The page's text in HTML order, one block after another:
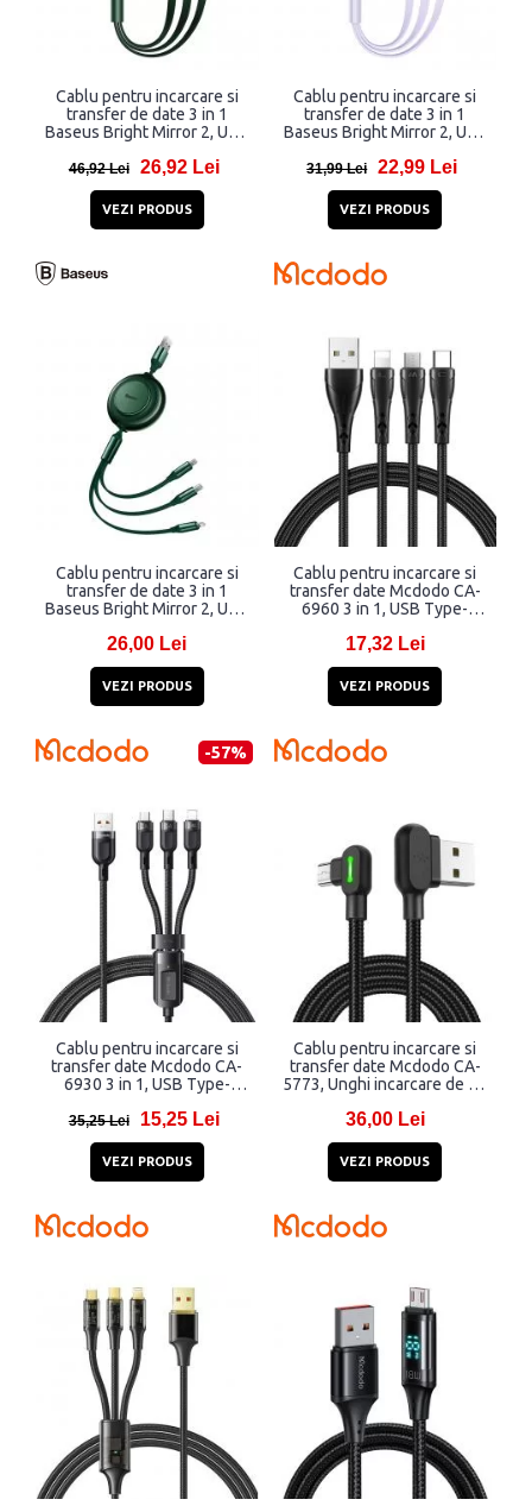
Cablu pentru incarcare si
transfer de date 3 in 1
Baseus Bright Mirror 2, USB
Type-C, 66W, 1.1m, Verde
46,92 Lei 26,92 Lei
VEZI PRODUS
Cablu pentru incarcare si
transfer de date 3 in 1
Baseus Bright Mirror 2, USB
Type-C, 66W, 1.1m, Mov
31,99 Lei 22,99 Lei
VEZI PRODUS
Cablu pentru incarcare si
transfer de date 3 in 1
Baseus Bright Mirror 2, USB
Type-C, 3.5A, 1.1m, Verde
26,00 Lei
VEZI PRODUS
Cablu pentru incarcare si
transfer date Mcdodo CA-
6960 3 in 1, USB Type-
1.2m, Negru
17,32 Lei
VEZI PRODUS
-57%
Cablu pentru incarcare si
transfer date Mcdodo CA-
6930 3 in 1, USB Type-
66W, 6A, 1.2m, Negru
35,25 Lei 15,25 Lei
VEZI PRODUS
Cablu pentru incarcare si
transfer date Mcdodo CA-
5773, Unghi incarcare de 90
USB/MicroUSB, 2A, 3m
Negru
36,00 Lei
VEZI PRODUS